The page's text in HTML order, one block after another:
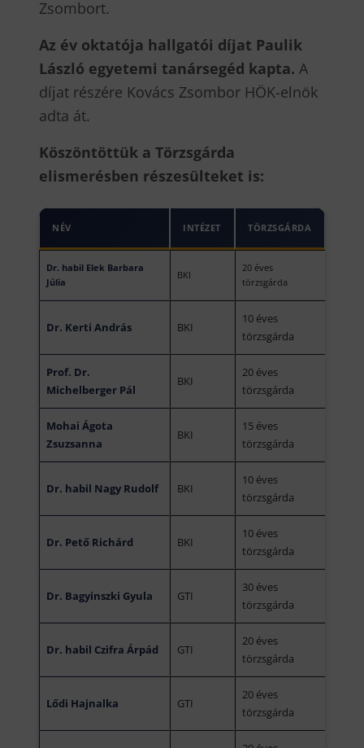
Zsombort.
Az év oktatója hallgatói díjat Paulik
László egyetemi tanársegéd kapta. A
díjat részére Kovács Zsombor HÖK-elnök
adta át.
Köszöntöttük a Törzsgárda
elismerésben részesülteket is:
NÉV INTÉZET TÖRZSGÁRDA
Dr. habil Elek Barbara
Júlia
BKI
20 éves
törzsgárda
Dr. Kerti András BKI
10 éves
törzsgárda
Prof. Dr.
Michelberger Pál
BKI
20 éves
törzsgárda
Mohai Ágota
Zsuzsanna
BKI
15 éves
törzsgárda
Dr. habil Nagy Rudolf BKI
10 éves
törzsgárda
Dr. Pető Richárd BKI
10 éves
törzsgárda
Dr. Bagyinszki Gyula GTI
30 éves
törzsgárda
Dr. habil Czifra Árpád GTI
20 éves
törzsgárda
Lődi Hajnalka GTI
20 éves
törzsgárda